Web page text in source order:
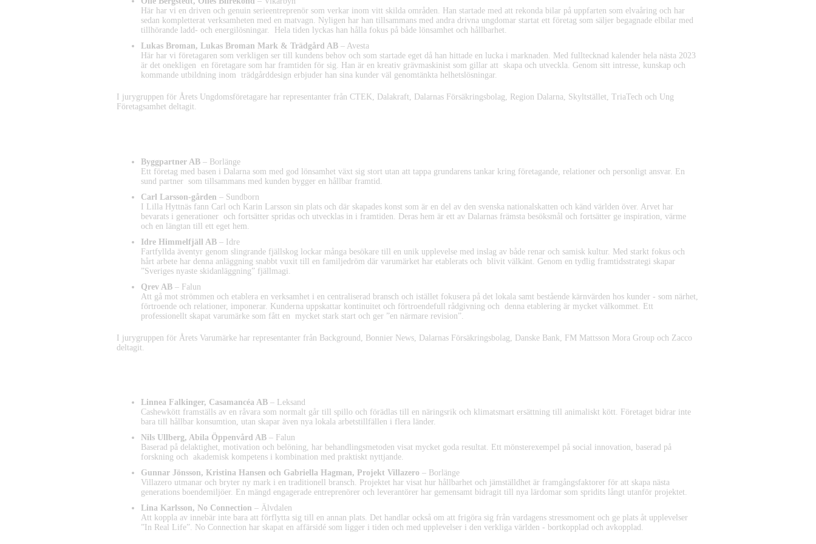
Här har vi en driven och genuin serieentreprenör som verkar inom vitt skilda områden. Han startade med att rekonda bilar på uppfarten som elvaåring och har
sedan kompletterat verksamheten med en matvagn. Nyligen har han tillsammans med andra drivna ungdomar startat ett företag som säljer begagnade elbilar med
tillhörande ladd- och energilösningar. Hela tiden lyckas han hålla fokus på både lönsamhet och hållbarhet.
Lukas Broman, Lukas Broman Mark & Trädgård AB – Avesta
Här har vi företagaren som verkligen ser till kundens behov och som startade eget då han hittade en lucka i marknaden. Med fulltecknad kalender hela nästa 2023
är det onekligen en företagare som har framtiden för sig. Han är en kreativ grävmaskinist som gillar att skapa och utveckla. Genom sitt intresse, kunskap och
kommande utbildning inom trädgårddesign erbjuder han sina kunder väl genomtänkta helhetslösningar.
I jurygruppen för Årets Ungdomsföretagare har representanter från CTEK, Dalakraft, Dalarnas Försäkringsbolag, Region Dalarna, Skyltstället, TriaTech och Ung
Företagsamhet deltagit.
Byggpartner AB – Borlänge
Ett företag med basen i Dalarna som med god lönsamhet växt sig stort utan att tappa grundarens tankar kring företagande, relationer och personligt ansvar. En
sund partner som tillsammans med kunden bygger en hållbar framtid.
Carl Larsson-gården – Sundborn
I Lilla Hyttnäs fann Carl och Karin Larsson sin plats och där skapades konst som är en del av den svenska nationalskatten och känd världen över. Arvet har
bevarats i generationer och fortsätter spridas och utvecklas in i framtiden. Deras hem är ett av Dalarnas främsta besöksmål och fortsätter ge inspiration, värme
och en längtan till ett eget hem.
Idre Himmelfjäll AB – Idre
Fartfyllda äventyr genom slingrande fjällskog lockar många besökare till en unik upplevelse med inslag av både renar och samisk kultur. Med starkt fokus och
hårt arbete har denna anläggning snabbt vuxit till en familjedröm där varumärket har etablerats och blivit välkänt. Genom en tydlig framtidsstrategi skapar
”Sveriges nyaste skidanläggning” fjällmagi.
Qrev AB – Falun
Att gå mot strömmen och etablera en verksamhet i en centraliserad bransch och istället fokusera på det lokala samt bestående kärnvärden hos kunder - som närhet,
förtroende och relationer, imponerar. Kunderna uppskattar kontinuitet och förtroendefull rådgivning och denna etablering är mycket välkommet. Ett
professionellt skapat varumärke som fått en mycket stark start och ger ”en närmare revision”.
I jurygruppen för Årets Varumärke har representanter från Background, Bonnier News, Dalarnas Försäkringsbolag, Danske Bank, FM Mattsson Mora Group och Zacco
deltagit.
Linnea Falkinger, Casamancéa AB – Leksand
Cashewkött framställs av en råvara som normalt går till spillo och förädlas till en näringsrik och klimatsmart ersättning till animaliskt kött. Företaget bidrar inte
bara till hållbar konsumtion, utan skapar även nya lokala arbetstillfällen i flera länder.
Nils Ullberg, Abila Öppenvård AB – Falun
Baserad på delaktighet, motivation och belöning, har behandlingsmetoden visat mycket goda resultat. Ett mönsterexempel på social innovation, baserad på
forskning och akademisk kompetens i kombination med praktiskt nyttjande.
Gunnar Jönsson, Kristina Hansen och Gabriella Hagman, Projekt Villazero – Borlänge
Villazero utmanar och bryter ny mark i en traditionell bransch. Projektet har visat hur hållbarhet och jämställdhet är framgångsfaktorer för att skapa nästa
generations boendemiljöer. En mängd engagerade entreprenörer och leverantörer har gemensamt bidragit till nya lärdomar som spridits långt utanför projektet.
Lina Karlsson, No Connection – Älvdalen
Att koppla av innebär inte bara att förflytta sig till en annan plats. Det handlar också om att frigöra sig från vardagens stressmoment och ge plats åt upplevelser
”In Real Life”. No Connection har skapat en affärsidé som ligger i tiden och med upplevelser i den verkliga världen - bortkopplad och avkopplad.